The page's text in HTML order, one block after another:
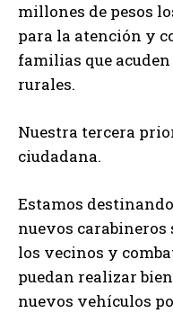
millones de pesos
para la atención y
familias que
rurales.
Nuestra tercera
ciudadana.
Estamos
nuevos carabineros
los vecinos y
puedan realizar
nuevos vehículos